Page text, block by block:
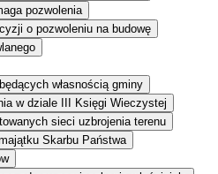
pozwolenia
o pozwoleniu na budowę
własnością gminy
w dziale III Księgi Wieczystej
sieci uzbrojenia terenu
Skarbu Państwa